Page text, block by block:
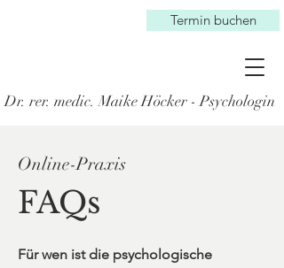
Termin buchen
Dr. rer. medic. Maike Höcker - Psychologin
Online-Praxis
FAQs
Für wen ist die psychologische